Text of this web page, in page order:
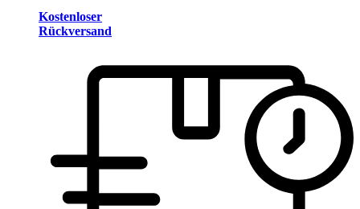
Kostenloser
Rückversand